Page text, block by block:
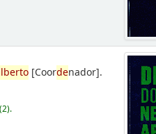
[Coordenador].
(2).